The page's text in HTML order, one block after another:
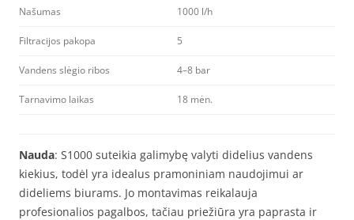
Našumas 1000 l/h
Filtracijos pakopa 5
Vandens slėgio ribos 4–8 bar
Tarnavimo laikas 18 mėn.
Nauda: S1000 suteikia galimybę valyti didelius vandens
kiekius, todėl yra idealus pramoniniam naudojimui ar
dideliems biurams. Jo montavimas reikalauja
profesionalios pagalbos, tačiau priežiūra yra paprasta ir